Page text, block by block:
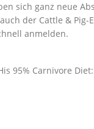
sich ganz neue
der Cattle &
anmelden.
95% Carnivore